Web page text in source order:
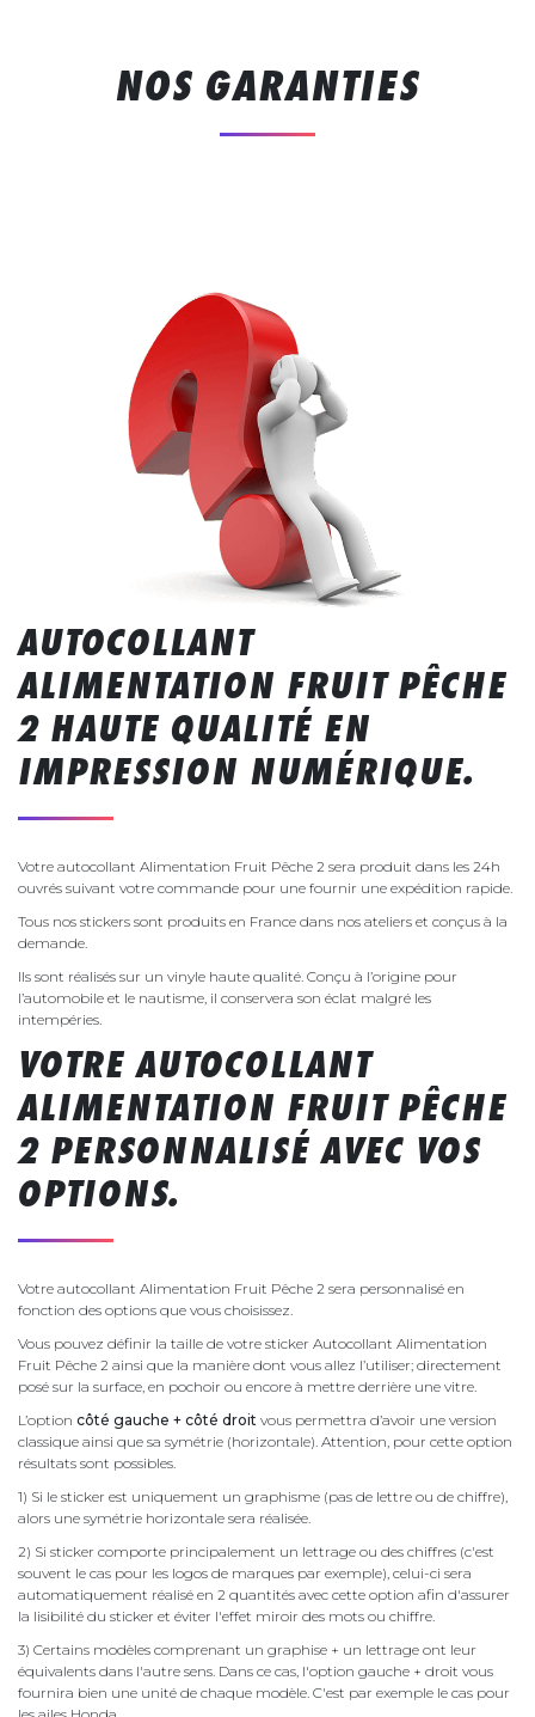
NOS GARANTIES
AUTOCOLLANT
ALIMENTATION FRUIT PÊCHE
2 HAUTE QUALITÉ EN
IMPRESSION NUMÉRIQUE.
Votre autocollant Alimentation Fruit Pêche 2 sera produit dans les 24h
ouvrés suivant votre commande pour une fournir une expédition rapide.
Tous nos stickers sont produits en France dans nos ateliers et conçus à la
demande.
Ils sont réalisés sur un vinyle haute qualité. Conçu à l’origine pour
l’automobile et le nautisme, il conservera son éclat malgré les
intempéries.
VOTRE AUTOCOLLANT
ALIMENTATION FRUIT PÊCHE
2 PERSONNALISÉ AVEC VOS
OPTIONS.
Votre autocollant Alimentation Fruit Pêche 2 sera personnalisé en
fonction des options que vous choisissez.
Vous pouvez définir la taille de votre sticker Autocollant Alimentation
Fruit Pêche 2 ainsi que la manière dont vous allez l’utiliser; directement
posé sur la surface, en pochoir ou encore à mettre derrière une vitre.
L’option côté gauche + côté droit vous permettra d’avoir une version
classique ainsi que sa symétrie (horizontale). Attention, pour cette option
résultats sont possibles.
1) Si le sticker est uniquement un graphisme (pas de lettre ou de chiffre),
alors une symétrie horizontale sera réalisée.
2) Si sticker comporte principalement un lettrage ou des chiffres (c'est
souvent le cas pour les logos de marques par exemple), celui-ci sera
automatiquement réalisé en 2 quantités avec cette option afin d'assurer
la lisibilité du sticker et éviter l'effet miroir des mots ou chiffre.
3) Certains modèles comprenant un graphise + un lettrage ont leur
équivalents dans l'autre sens. Dans ce cas, l'option gauche + droit vous
fournira bien une unité de chaque modèle. C'est par exemple le cas pour